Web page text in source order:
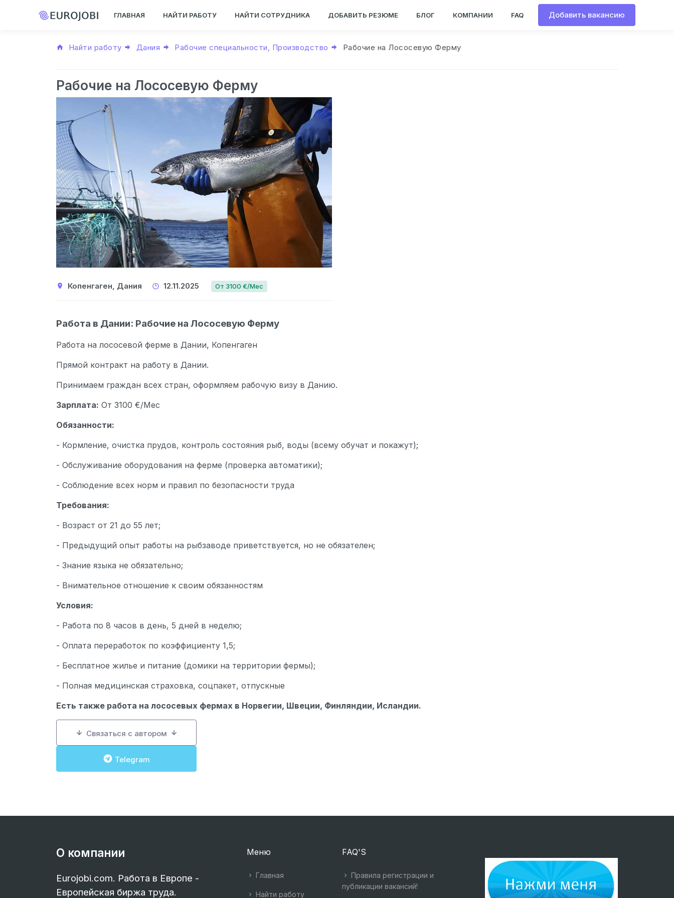
ГЛАВНАЯ НАЙТИ РАБОТУ НАЙТИ СОТРУДНИКА ДОБАВИТЬ РЕЗЮМЕ БЛОГ КОМПАНИИ FAQ Добавить вакансию
Найти работу Дания Рабочие специальности, Производство Рабочие на Лососевую Ферму
Рабочие на Лососевую Ферму
Копенгаген, Дания 12.11.2025 От 3100 €/Мес
Работа в Дании: Рабочие на Лососевую Ферму
Работа на лососевой ферме в Дании, Копенгаген
Прямой контракт на работу в Дании.
Принимаем граждан всех стран, оформляем рабочую визу в Данию.
Зарплата: От 3100 €/Мес
Обязанности:
- Кормление, очистка прудов, контроль состояния рыб, воды (всему обучат и покажут);
- Обслуживание оборудования на ферме (проверка автоматики);
- Соблюдение всех норм и правил по безопасности труда
Требования:
- Возраст от 21 до 55 лет;
- Предыдущий опыт работы на рыбзаводе приветствуется, но не обязателен;
- Знание языка не обязательно;
- Внимательное отношение к своим обязанностям
Условия:
- Работа по 8 часов в день, 5 дней в неделю;
- Оплата переработок по коэффициенту 1,5;
- Бесплатное жилье и питание (домики на территории фермы);
- Полная медицинская страховка, соцпакет, отпускные
Есть также работа на лососевых фермах в Норвегии, Швеции, Финляндии, Исландии.
Связаться с автором
Telegram
О компании
Eurojobi.com. Работа в Европе -
Европейская биржа труда.
Меню
Главная
Найти работу
FAQ'S
Правила регистрации и
публикации вакансий!